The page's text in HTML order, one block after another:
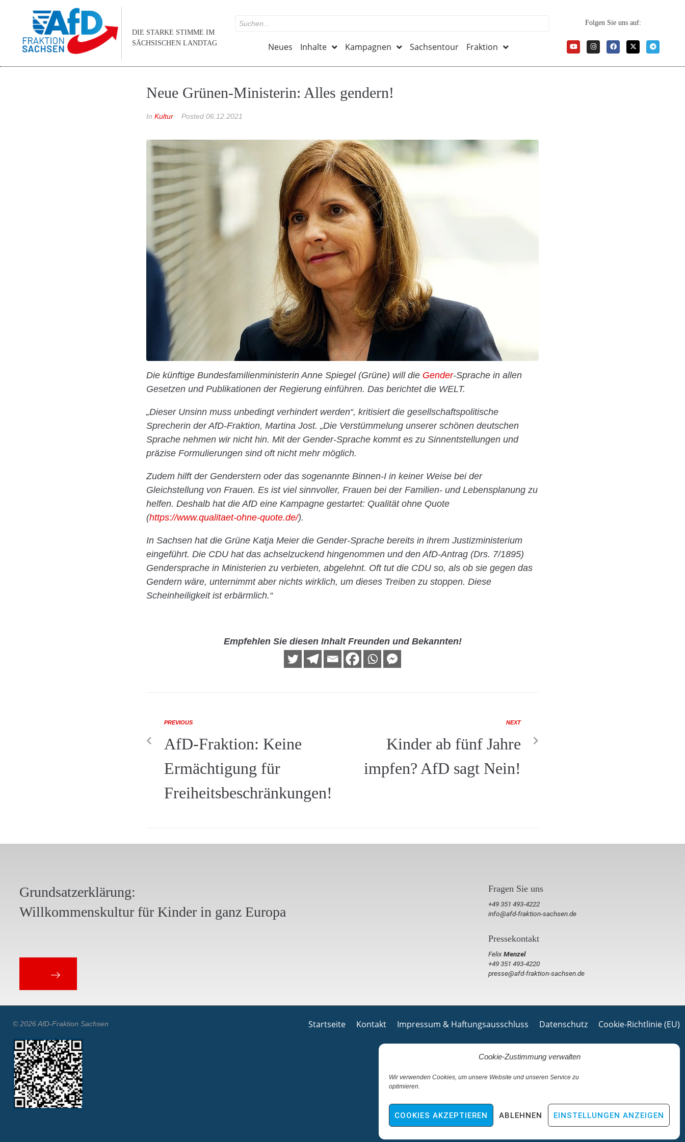
Cookie-Zustimmung verwalten
Wir verwenden Cookies, um unsere Website und unseren Service zu
optimieren.
COOKIES AKZEPTIEREN ABLEHNEN EINSTELLUNGEN ANZEIGEN
DIE STARKE STIMME IM
SÄCHSISCHEN LANDTAG
Neues Inhalte Kampagnen Sachsentour Fraktion
Folgen Sie uns auf:
Neue Grünen-Ministerin: Alles gendern!
In Kultur Posted 06.12.2021
Die künftige Bundesfamilienministerin Anne Spiegel (Grüne) will die Gender-Sprache in allen
Gesetzen und Publikationen der Regierung einführen. Das berichtet die WELT.
„Dieser Unsinn muss unbedingt verhindert werden“, kritisiert die gesellschaftspolitische
Sprecherin der AfD-Fraktion, Martina Jost. „Die Verstümmelung unserer schönen deutschen
Sprache nehmen wir nicht hin. Mit der Gender-Sprache kommt es zu Sinnentstellungen und
präzise Formulierungen sind oft nicht mehr möglich.
Zudem hilft der Genderstern oder das sogenannte Binnen-I in keiner Weise bei der
Gleichstellung von Frauen. Es ist viel sinnvoller, Frauen bei der Familien- und Lebensplanung zu
helfen. Deshalb hat die AfD eine Kampagne gestartet: Qualität ohne Quote
(https://www.qualitaet-ohne-quote.de/).
In Sachsen hat die Grüne Katja Meier die Gender-Sprache bereits in ihrem Justizministerium
eingeführt. Die CDU hat das achselzuckend hingenommen und den AfD-Antrag (Drs. 7/1895)
Gendersprache in Ministerien zu verbieten, abgelehnt. Oft tut die CDU so, als ob sie gegen das
Gendern wäre, unternimmt aber nichts wirklich, um dieses Treiben zu stoppen. Diese
Scheinheiligkeit ist erbärmlich.“
Empfehlen Sie diesen Inhalt Freunden und Bekannten!
PREVIOUS
AfD-Fraktion: Keine
Ermächtigung für
Freiheitsbeschränkungen!
NEXT
Kinder ab fünf Jahre
impfen? AfD sagt Nein!
Grundsatzerklärung:
Willkommenskultur für Kinder in ganz Europa
Fragen Sie uns
+49 351 493-4222
info@afd-fraktion-sachsen.de
Pressekontakt
FelixMenzel
+49 351 493-4220
presse@afd-fraktion-sachsen.de
© 2026 AfD-Fraktion Sachsen Startseite Kontakt Impressum & Haftungsausschluss Datenschutz Cookie-Richtlinie (EU)